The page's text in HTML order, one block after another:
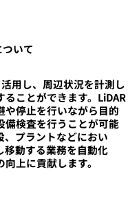
いて
用し、周辺状況を計測し
ことができます。LiDAR
や停止を行いながら目的
備検査を行うことが可能
、プラントなどにおい
移動する業務を自動化
上に貢献します。